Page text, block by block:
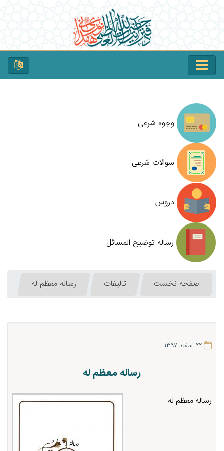
وجوه شرعی
سوالات شرعی
دروس
رساله توضیح المسائل
صفحه نخست تالیفات رساله معظم له
۲۲ اسفند ۱۳۹۷
رساله معظم له
رساله معظم له